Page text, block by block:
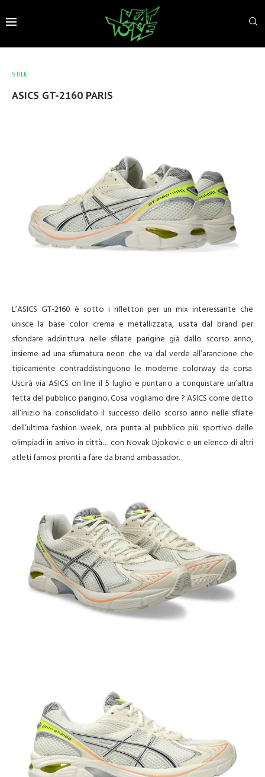
STILE
ASICS GT-2160 PARIS
L’ASICS GT-2160 è sotto i riflettori per un mix interessante che
unisce la base color crema e metallizzata, usata dal brand per
sfondare addirittura nelle sfilate parigine già dallo scorso anno,
insieme ad una sfumatura neon che va dal verde all’arancione che
tipicamente contraddistinguono le moderne colorway da corsa.
Uscirà via ASICS on line il 5 luglio e puntano a conquistare un’altra
fetta del pubblico parigino. Cosa vogliamo dire ? ASICS come detto
all’inizio ha consolidato il successo dello scorso anno nelle sfilate
dell’ultima fashion week, ora punta al pubblico più sportivo delle
olimpiadi in arrivo in città… con Novak Djokovic e un elenco di altri
atleti famosi pronti a fare da brand ambassador.